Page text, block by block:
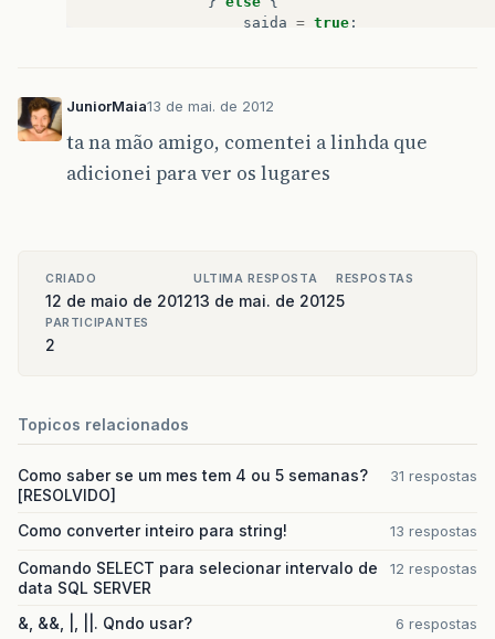
saida = true ;
if
}
}
public static void reservaDeMesa
if(maxLugares - mesas
}
JuniorMaia13 de mai. de 2012
ta na mão amigo, comentei a linhda que
adicionei para ver os lugares
CRIADO
12 de maio de 2012
ULTIMA RESPOSTA
13 de mai. de 2012
RESPOSTAS
5
PARTICIPANTES
2
Topicos relacionados
Como saber se um mes tem 4 ou 5 semanas?
[RESOLVIDO]
31 respostas
Como converter inteiro para string! 13 respostas
Comando SELECT para selecionar intervalo de
data SQL SERVER
12 respostas
&, &&, |, ||. Qndo usar? 6 respostas